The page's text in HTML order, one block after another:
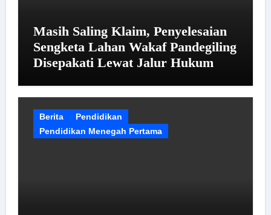
Masih Saling Klaim, Penyelesaian
Sengketa Lahan Wakaf Pandegiling
Disepakati Lewat Jalur Hukum
Berita
Pendidikan
Pendidikan Menegah Pertama